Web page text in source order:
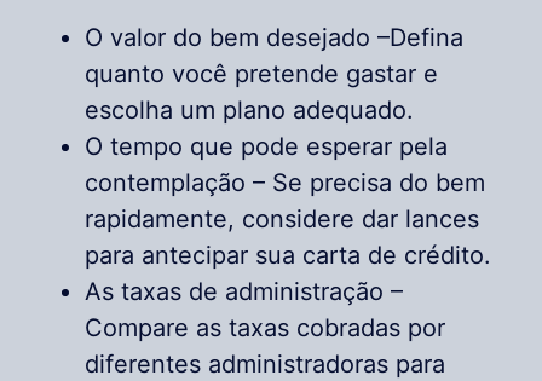
O valor do bem desejado –Defina
quanto você pretende gastar e
escolha um plano adequado.
O tempo que pode esperar pela
contemplação – Se precisa do bem
rapidamente, considere dar lances
para antecipar sua carta de crédito.
As taxas de administração –
Compare as taxas cobradas por
diferentes administradoras para